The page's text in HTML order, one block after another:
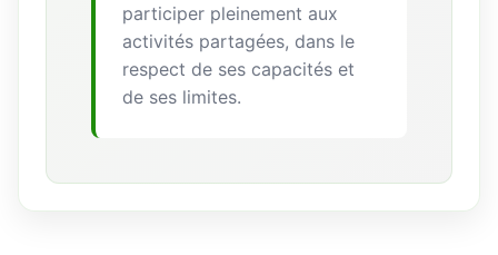
participer pleinement aux
activités partagées, dans le
respect de ses capacités et
de ses limites.